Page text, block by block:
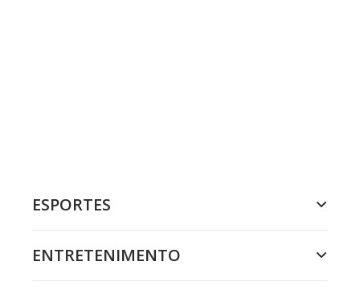
ESPORTES
ENTRETENIMENTO